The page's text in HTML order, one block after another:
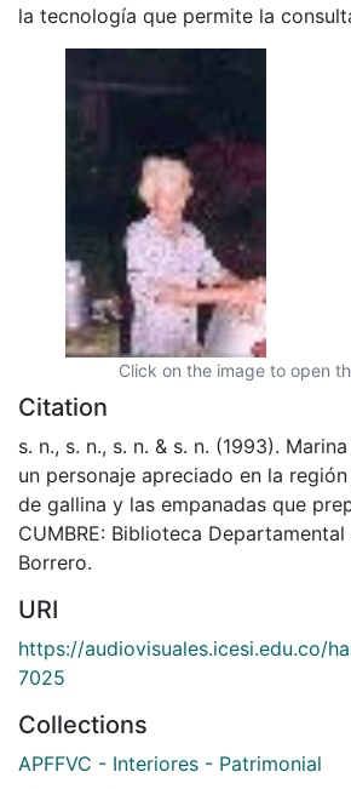
la tecnología que permite la
Click on the image to open
Citation
s. n., s. n., s. n. & s. n. (1993).
un personaje apreciado en la
de gallina y las empanadas que
CUMBRE: Biblioteca
Borrero.
URI
https://audiovisuales.icesi.edu.co/
7025
Collections
APFFVC - Interiores - Patrimonial